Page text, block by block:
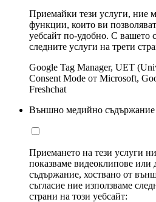
Приемайки тези услуги, ние
функции, които ви
уебсайт по-удобно. С вашето
следните услуги на трети
Google Tag Manager, UET
Consent Mode от Microsoft,
Freshchat
Външно медийно съдържание
Приемането на тези услуги
показваме видеоклипове или
съдържание, хоствано от
съгласие ние използваме
страни на този уебсайт: